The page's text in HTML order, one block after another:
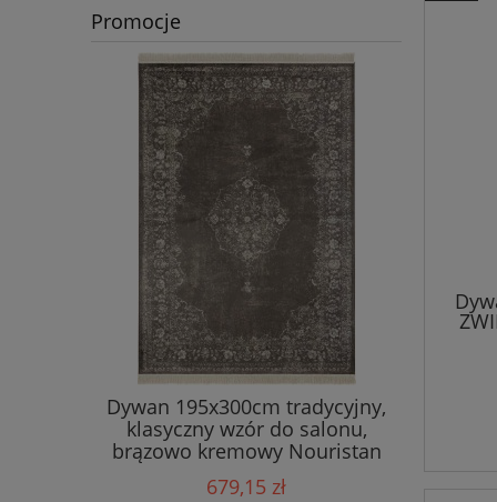
Promocje
Dywan 195x300cm tradycyjny,
klasyczny wzór do salonu,
brązowo kremowy Nouristan
Oriental
679,15 zł